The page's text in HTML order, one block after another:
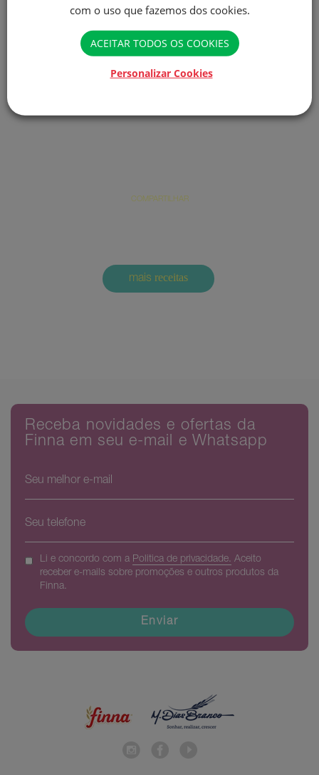
COMPARTILHAR
mais receitas
Receba novidades e ofertas da
Finna em seu e-mail e Whatsapp
Li e concordo com a Politica de privacidade. Aceito
receber e-mails sobre promoções e outros produtos da
Finna.
Enviar
com o uso que fazemos dos cookies.
ACEITAR TODOS OS COOKIES
Personalizar Cookies